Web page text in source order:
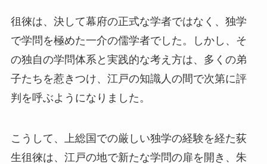
徂徠は、決して幕府の正式な学者ではなく、独学
で学問を極めた一介の儒学者でした。しかし、そ
の独自の学問体系と実践的な考え方は、多くの弟
子たちを惹きつけ、江戸の知識人の間で次第に評
判を呼ぶようになりました。
こうして、上総国での厳しい独学の経験を経た荻
生徂徠は、江戸の地で新たな学問の扉を開き、朱